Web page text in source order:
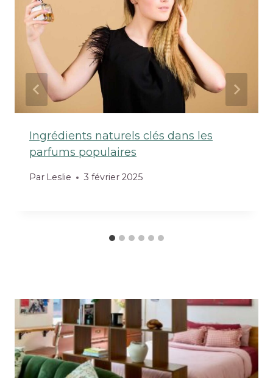
Ingrédients naturels clés dans les
parfums populaires
Par Leslie 3 février 2025